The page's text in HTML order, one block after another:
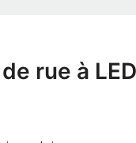
rue à